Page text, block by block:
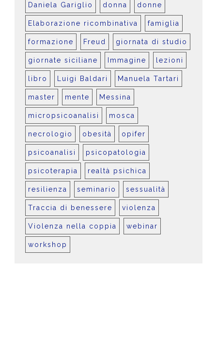
Daniela Gariglio donna donne
Elaborazione ricombinativa famiglia
formazione Freud giornata di studio
giornate siciliane Immagine lezioni
libro Luigi Baldari Manuela Tartari
master mente Messina
micropsicoanalisi mosca
necrologio obesità opifer
psicoanalisi psicopatologia
psicoterapia realtà psichica
resilienza seminario sessualità
Traccia di benessere violenza
Violenza nella coppia webinar
workshop